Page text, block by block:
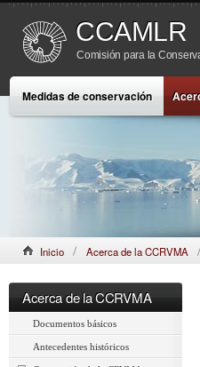
CCAMLR
Comisión para la
Medidas de conservación
Inicio Acerca de la CCRVMA
Acerca de la CCRVMA
Documentos básicos
Antecedentes históricos